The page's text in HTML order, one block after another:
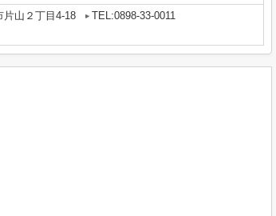
片山２丁目4-18
TEL:0898-33-0011